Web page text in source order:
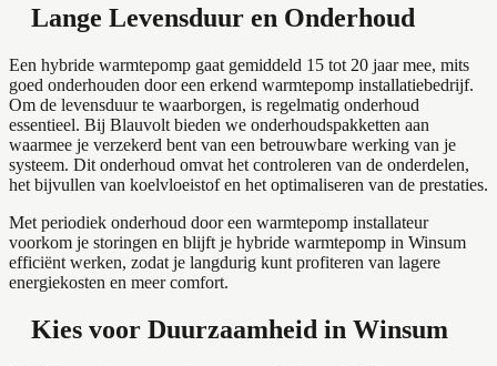
Lange Levensduur en Onderhoud
Een hybride warmtepomp gaat gemiddeld 15 tot 20 jaar mee, mits
goed onderhouden door een erkend warmtepomp installatiebedrijf.
Om de levensduur te waarborgen, is regelmatig onderhoud
essentieel. Bij Blauvolt bieden we onderhoudspakketten aan
waarmee je verzekerd bent van een betrouwbare werking van je
systeem. Dit onderhoud omvat het controleren van de onderdelen,
het bijvullen van koelvloeistof en het optimaliseren van de prestaties.
Met periodiek onderhoud door een warmtepomp installateur
voorkom je storingen en blijft je hybride warmtepomp in Winsum
efficiënt werken, zodat je langdurig kunt profiteren van lagere
energiekosten en meer comfort.
Kies voor Duurzaamheid in Winsum